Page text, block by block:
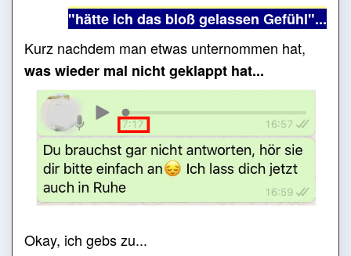
"hätte ich das bloß gelassen Gefühl"...
Kurz nachdem man etwas unternommen hat,
was wieder mal nicht geklappt hat...
Okay, ich gebs zu...